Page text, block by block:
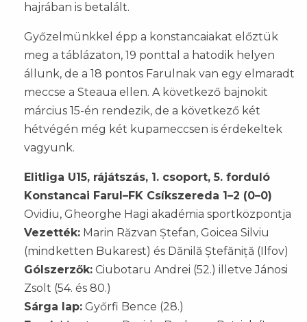
hajrában is betalált.
Győzelmünkkel épp a konstancaiakat előztük
meg a táblázaton, 19 ponttal a hatodik helyen
állunk, de a 18 pontos Farulnak van egy elmaradt
meccse a Steaua ellen. A következő bajnokit
március 15-én rendezik, de a következő két
hétvégén még két kupameccsen is érdekeltek
vagyunk.
Elitliga U15, rájátszás, 1. csoport, 5. forduló
Konstancai Farul–FK Csíkszereda 1–2 (0–0)
Ovidiu, Gheorghe Hagi akadémia sportközpontja
Vezették: Marin Răzvan Ștefan, Goicea Silviu
(mindketten Bukarest) és Dănilă Ștefăniță (Ilfov)
Gólszerzők: Ciubotaru Andrei (52.) illetve Jánosi
Zsolt (54. és 80.)
Sárga lap: Győrfi Bence (28.)